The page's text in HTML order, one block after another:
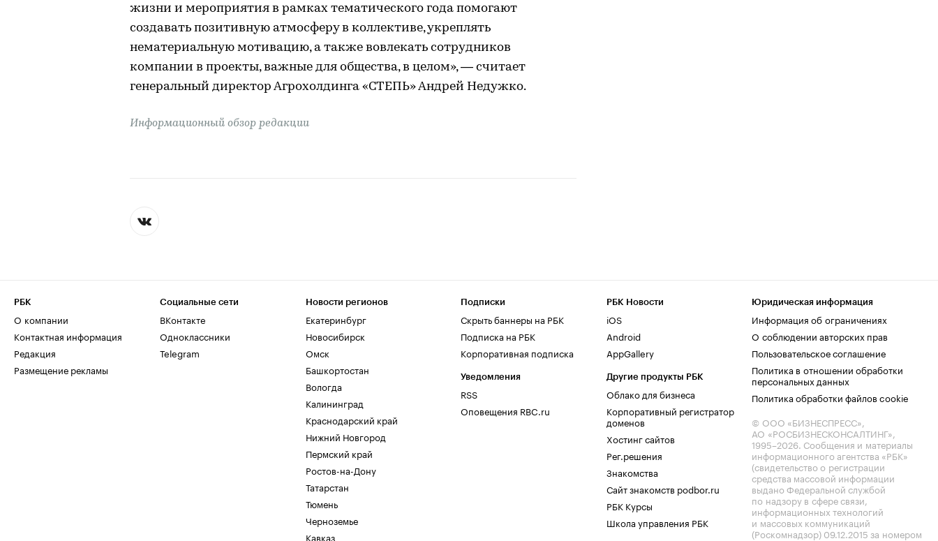
жизни и мероприятия в рамках тематического года помогают
создавать позитивную атмосферу в коллективе, укреплять
нематериальную мотивацию, а также вовлекать сотрудников
компании в проекты, важные для общества, в целом», — считает
генеральный директор Агрохолдинга «СТЕПЬ» Андрей Недужко.
Информационный обзор редакции
РБК
О компании
Контактная информация
Редакция
Размещение рекламы
Социальные сети
ВКонтакте
Одноклассники
Telegram
Новости регионов
Екатеринбург
Новосибирск
Омск
Башкортостан
Вологда
Калининград
Краснодарский край
Нижний Новгород
Пермский край
Ростов-на-Дону
Татарстан
Тюмень
Черноземье
Кавказ
Подписки
Скрыть баннеры на РБК
Подписка на РБК
Корпоративная подписка
Уведомления
RSS
Оповещения RBC.ru
РБК Новости
iOS
Android
AppGallery
Другие продукты РБК
Облако для бизнеса
Корпоративный регистратор
доменов
Хостинг сайтов
Рег.решения
Знакомства
Сайт знакомств podbor.ru
РБК Курсы
Школа управления РБК
Юридическая информация
Информация об ограничениях
О соблюдении авторских прав
Пользовательское соглашение
Политика в отношении обработки
персональных данных
Политика обработки файлов cookie
© ООО «БИЗНЕСПРЕСС»,
АО «РОСБИЗНЕСКОНСАЛТИНГ»,
1995–2026. Сообщения и материалы
информационного агентства «РБК»
(свидетельство о регистрации
средства массовой информации
выдано Федеральной службой
по надзору в сфере связи,
информационных технологий
и массовых коммуникаций
(Роскомнадзор) 09.12.2015 за номером